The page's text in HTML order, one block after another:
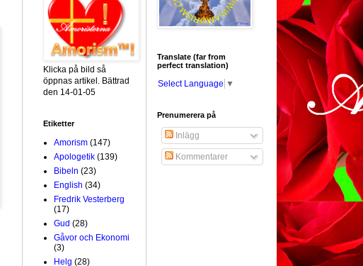
Klicka på bild så
öppnas artikel. Bättrad
den 14-01-05
Etiketter
Amorism (147)
Apologetik (139)
Bibeln (23)
English (34)
Fredrik Vesterberg
(17)
Gud (28)
Gåvor och Ekonomi
(3)
Helg (28)
Translate (far from
perfect translation)
Select Language ▼
Prenumerera på
Inlägg
Kommentarer